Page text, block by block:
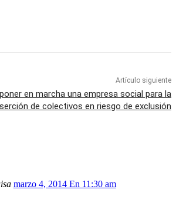
Artículo siguiente
en marcha una empresa social para la
de colectivos en riesgo de exclusión
marzo 4, 2014 En 11:30 am